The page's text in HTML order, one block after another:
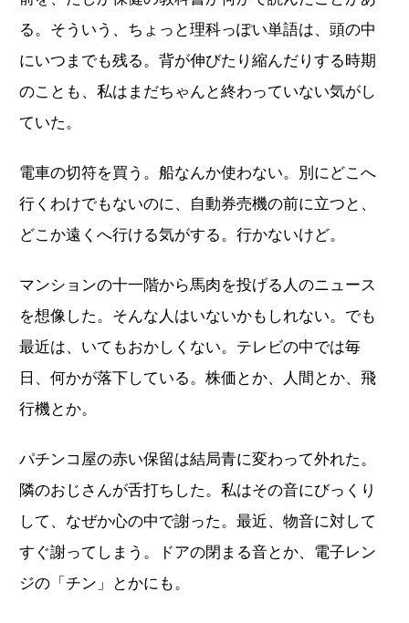
る。そういう、ちょっと理科っぽい単語は、頭の中
にいつまでも残る。背が伸びたり縮んだりする時期
のことも、私はまだちゃんと終わっていない気がし
ていた。
電車の切符を買う。船なんか使わない。別にどこへ
行くわけでもないのに、自動券売機の前に立つと、
どこか遠くへ行ける気がする。行かないけど。
マンションの十一階から馬肉を投げる人のニュース
を想像した。そんな人はいないかもしれない。でも
最近は、いてもおかしくない。テレビの中では毎
日、何かが落下している。株価とか、人間とか、飛
行機とか。
パチンコ屋の赤い保留は結局青に変わって外れた。
隣のおじさんが舌打ちした。私はその音にびっくり
して、なぜか心の中で謝った。最近、物音に対して
すぐ謝ってしまう。ドアの閉まる音とか、電子レン
ジの「チン」とかにも。